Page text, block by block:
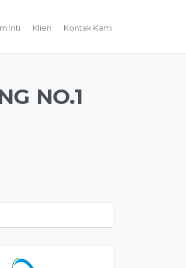
Inti Klien Kontak Kami
NO.1